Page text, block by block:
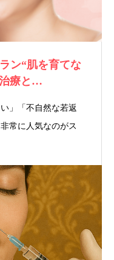
ン“肌を育てな
療と…
」「不自然な若返
常に人気なのがス